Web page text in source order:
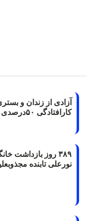
آزادی از زندان و
کارافتادگی ۵۰درصدی ریه مصطفی دانشجو
۳۸۹ روز بازداشت
نورعلی تابنده